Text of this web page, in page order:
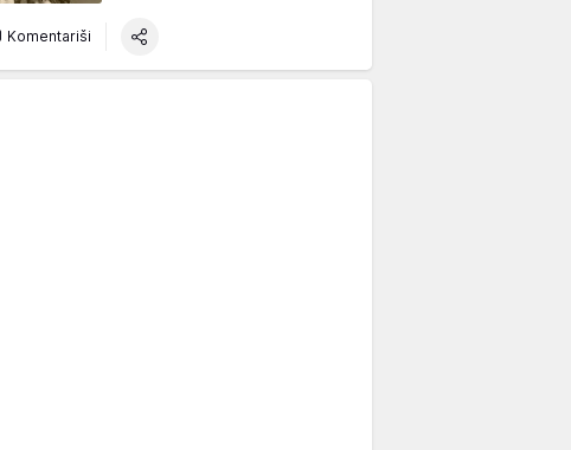
Komentariši